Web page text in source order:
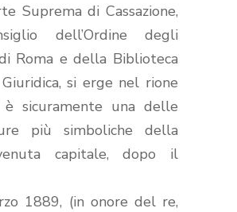
Suprema di Cassazione,
dell’Ordine degli
Roma e della Biblioteca
si erge nel rione
sicuramente una delle
più simboliche della
capitale, dopo il
1889, (in onore del re,